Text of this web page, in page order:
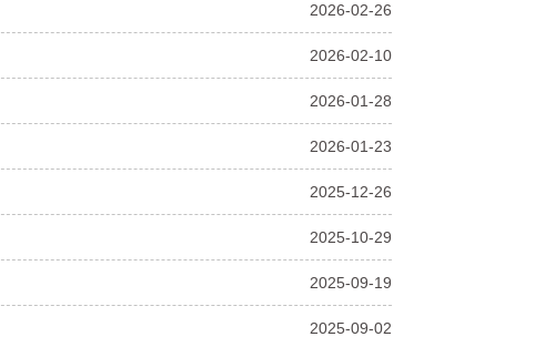
2026-02-26
2026-02-10
2026-01-28
2026-01-23
2025-12-26
2025-10-29
2025-09-19
2025-09-02